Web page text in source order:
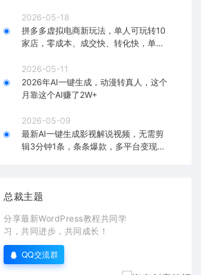
2026-05-18
拼多多虚拟电商新玩法，单人可玩转10
家店，零成本、成交快、转化快，单店
2026-05-11
2026年AI一键生成，动漫转真人，这个
月靠这个AI赚了2W+
2026-05-09
最新AI一键生成影视解说视频，无需剪
辑3分钟1条，条条爆款，多平台变现日
总裁主题
分享最新WordPress教程共同学
习，共同进步，共同成长！
QQ交流群